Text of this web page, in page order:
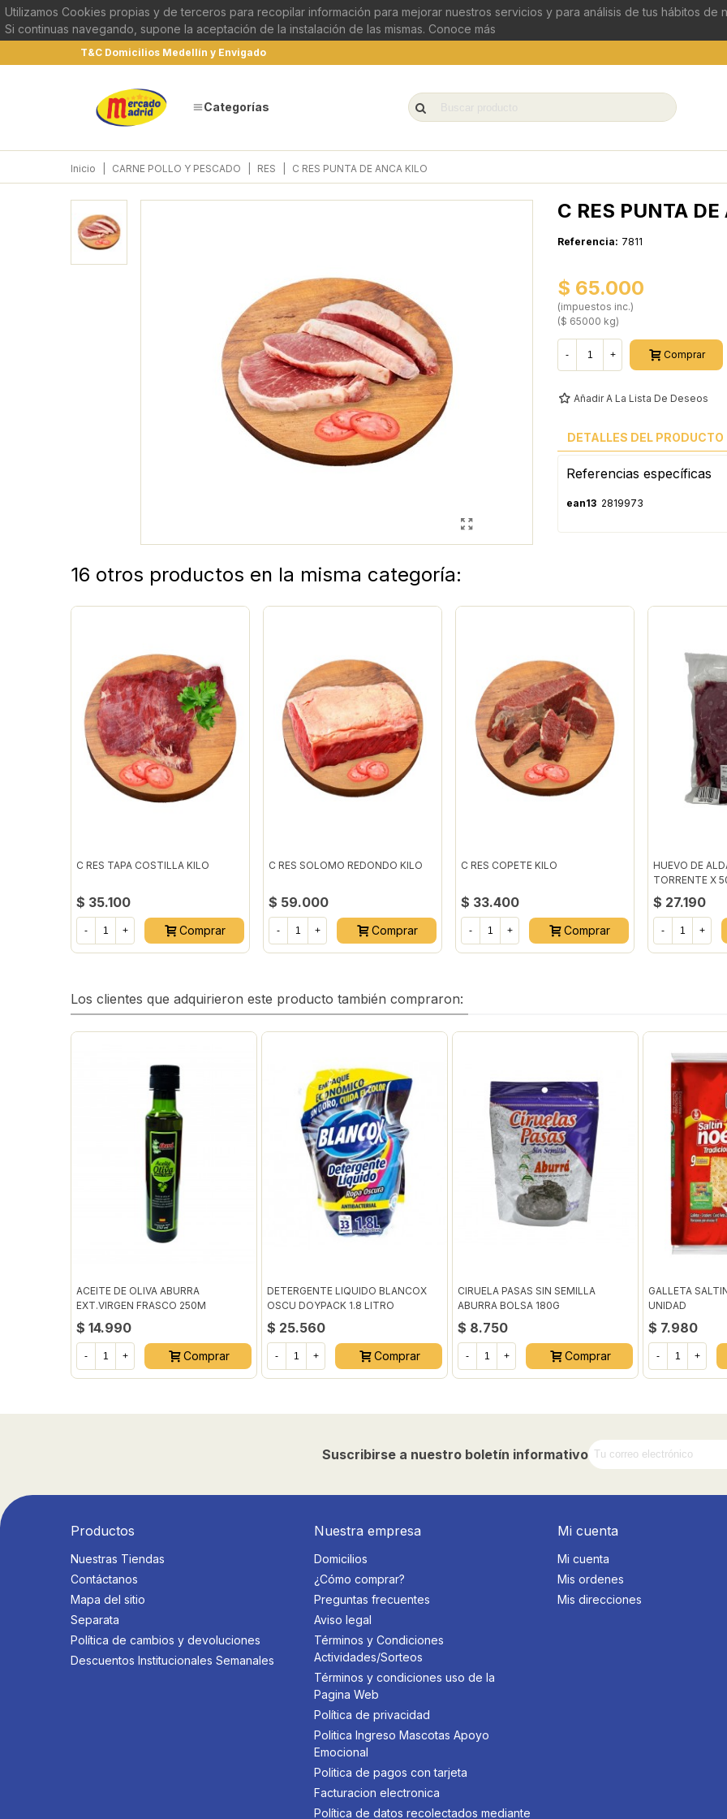
Utilizamos Cookies propias y de terceros para recopilar información para mejorar nuestros servicios y para análisis de tus hábitos de
Si continuas navegando, supone la aceptación de la instalación de las mismas. Conoce más
T&C Domicilios Medellín y Envigado
Categorías
Inicio CARNE POLLO Y PESCADO RES C RES PUNTA DE ANCA KILO
C RES PUNTA
Referencia: 7811
$ 65.000
(impuestos inc.)
($ 65000 kg)
- + Comprar
Añadir A La Lista De Deseos
DETALLES DEL PRODUCTO
Referencias específicas
ean13 2819973
16 otros productos en la misma categoría:
C RES TAPA COSTILLA KILO
$ 35.100
- + Comprar
C RES SOLOMO REDONDO KILO
$ 59.000
- + Comprar
C RES COPETE KILO
$ 33.400
- + Comprar
HUEVO DE
TORRENTE X
AL VACIO
$ 27.190
- +
Los clientes que adquirieron este producto también compraron:
ACEITE DE OLIVA ABURRA
EXT.VIRGEN FRASCO 250M
$ 14.990
- + Comprar
DETERGENTE LIQUIDO BLANCOX
OSCU DOYPACK 1.8 LITRO
$ 25.560
- + Comprar
CIRUELA PASAS SIN SEMILLA
ABURRA BOLSA 180G
$ 8.750
- + Comprar
GALLETA
UNIDAD
$ 7.980
- +
Suscribirse a nuestro boletín informativo
Productos
Nuestras Tiendas
Contáctanos
Mapa del sitio
Separata
Política de cambios y devoluciones
Descuentos Institucionales Semanales
Nuestra empresa
Domicilios
¿Cómo comprar?
Preguntas frecuentes
Aviso legal
Términos y Condiciones
Actividades/Sorteos
Términos y condiciones uso de la
Pagina Web
Política de privacidad
Politica Ingreso Mascotas Apoyo
Emocional
Politica de pagos con tarjeta
Facturacion electronica
Política de datos recolectados mediante
Mi cuenta
Mi cuenta
Mis ordenes
Mis direcciones